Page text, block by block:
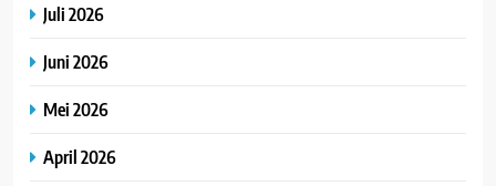
Juli 2026
Juni 2026
Mei 2026
April 2026